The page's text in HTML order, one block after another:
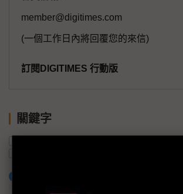
member@digitimes.com
(一個工作日內將回覆您的來信)
訂閱DIGITIMES 行動版
關鍵字